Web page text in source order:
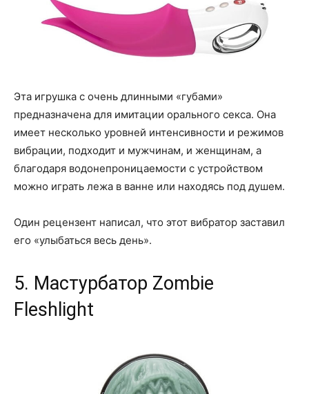
Эта игрушка с очень длинными «губами»
предназначена для имитации орального секса. Она
имеет несколько уровней интенсивности и режимов
вибрации, подходит и мужчинам, и женщинам, а
благодаря водонепроницаемости с устройством
можно играть лежа в ванне или находясь под душем.
Один рецензент написал, что этот вибратор заставил
его «улыбаться весь день».
5. Мастурбатор Zombie
Fleshlight